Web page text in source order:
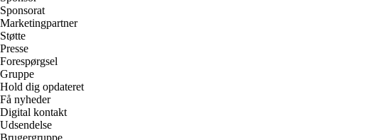
Sponsorat
Marketingpartner
Støtte
Presse
Forespørgsel
Gruppe
Hold dig opdateret
Få nyheder
Digital kontakt
Udsendelse
Brugergruppe